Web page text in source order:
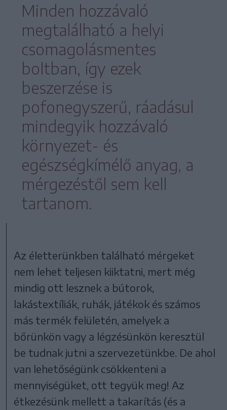
Minden hozzávaló
megtalálható a helyi
csomagolásmentes
boltban, így ezek
beszerzése is
pofonegyszerű, ráadásul
mindegyik hozzávaló
környezet- és
egészségkímélő anyag, a
mérgezéstől sem kell
tartanom.
Az életterünkben található mérgeket
nem lehet teljesen kiiktatni, mert még
mindig ott lesznek a bútorok,
lakástextíliák, ruhák, játékok és számos
más termék felületén, amelyek a
bőrünkön vagy a légzésünkön keresztül
be tudnak jutni a szervezetünkbe. De ahol
van lehetőségünk csökkenteni a
mennyiségüket, ott tegyük meg! Az
étkezésünk mellett a takarítás (és a